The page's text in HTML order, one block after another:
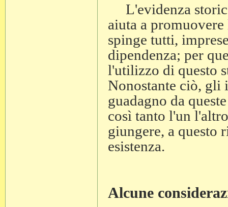
L'evidenza
aiuta a
spinge tutti,
dipendenza; per
l'utilizzo di questo
Nonostante ciò, gli
guadagno da
così tanto l'un
giungere, a questo
esistenza.
Alcune